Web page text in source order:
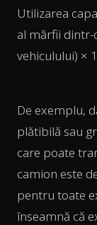
Utilizarea
al mărfii dintr-
vehiculului) ×
De exemplu,
plătibilă sau
care poate
camion este
pentru toate
înseamnă că